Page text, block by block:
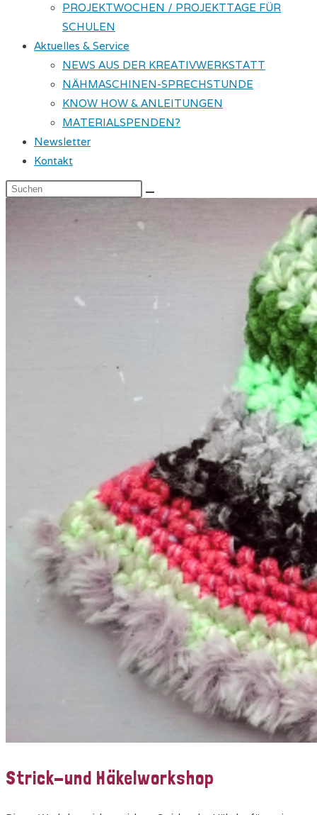
PROJEKTWOCHEN / PROJEKTTAGE FÜR
SCHULEN
Aktuelles & Service
NEWS AUS DER KREATIVWERKSTATT
NÄHMASCHINEN-SPRECHSTUNDE
KNOW HOW & ANLEITUNGEN
MATERIALSPENDEN?
Newsletter
Kontakt
Strick-und Häkelworkshop